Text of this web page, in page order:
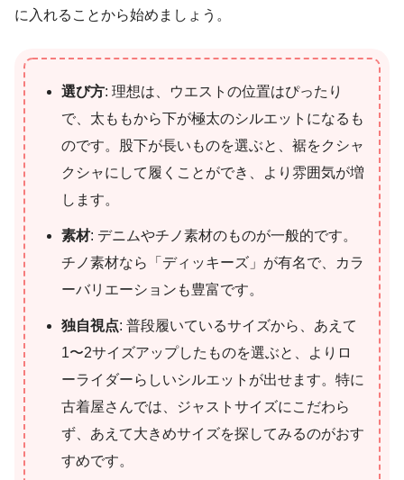
に入れることから始めましょう。
選び方: 理想は、ウエストの位置はぴったり
で、太ももから下が極太のシルエットになるも
のです。股下が長いものを選ぶと、裾をクシャ
クシャにして履くことができ、より雰囲気が増
します。
素材: デニムやチノ素材のものが一般的です。
チノ素材なら「ディッキーズ」が有名で、カラ
ーバリエーションも豊富です。
独自視点: 普段履いているサイズから、あえて
1〜2サイズアップしたものを選ぶと、よりロ
ーライダーらしいシルエットが出せます。特に
古着屋さんでは、ジャストサイズにこだわら
ず、あえて大きめサイズを探してみるのがおす
すめです。